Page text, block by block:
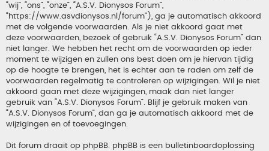
“wij”, “ons”, “onze”, “A.S.V. Dionysos Forum”,
“https://www.asvdionysos.nl/forum”), ga je automatisch akkoord
met de volgende voorwaarden. Als je niet akkoord gaat met
deze voorwaarden, bezoek of gebruik “A.S.V. Dionysos Forum” dan
niet langer. We hebben het recht om de voorwaarden op ieder
moment te wijzigen en zullen ons best doen om je hiervan tijdig
op de hoogte te brengen, het is echter aan te raden om zelf de
voorwaarden regelmatig te controleren op wijzigingen. Wil je niet
akkoord gaan met deze wijzigingen, maak dan niet langer
gebruik van “A.S.V. Dionysos Forum”. Blijf je gebruik maken van
“A.S.V. Dionysos Forum”, dan ga je automatisch akkoord met de
wijzigingen en of toevoegingen.
Dit forum draait op phpBB. phpBB is een bulletinboardoplossing